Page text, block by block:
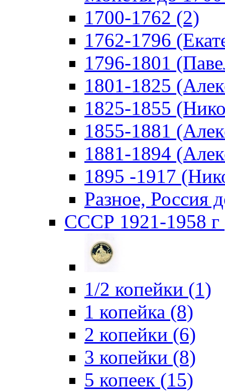
1700-1762 (2)
1762-1796
1796-1801
1801-1825
1825-1855
1855-1881
1881-1894
1895 -1917
Разное, Россия
СССР 1921-1958 г
1/2 копейки (1)
1 копейка (8)
2 копейки (6)
3 копейки (8)
5 копеек (15)